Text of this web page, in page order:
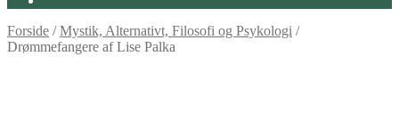
Forside /Mystik, Alternativt, Filosofi og Psykologi /
Drømmefangere af Lise Palka